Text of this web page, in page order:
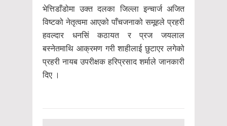
भेत्तिडाँडोमा उक्त दलका जिल्ला इन्चार्ज अजित
विष्टको नेतृत्वमा आएको पाँचजनाको समूहले प्रहरी
हवल्दार धनसिं कठायत र प्रज जयलाल
बस्नेतमाथि आक्रमण गरी शाहीलाई छुटाएर लगेको
प्रहरी नायब उपरीक्षक हरिप्रसाद शर्माले जानकारी
दिए ।